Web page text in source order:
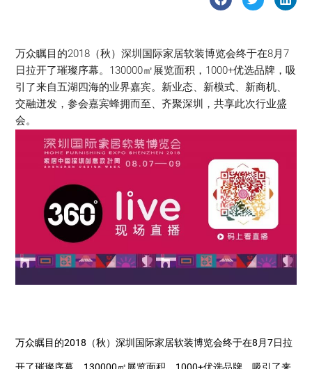
万众瞩目的2018（秋）深圳国际家居软装博览会终于在8月7
日拉开了璀璨序幕。130000㎡展览面积，1000+优选品牌，吸
引了来自五湖四海的业界嘉宾。新业态、新模式、新商机、
交融迸发，参会嘉宾蜂拥而至、齐聚深圳，共享此次行业盛
会。
万众瞩目的2018（秋）深圳国际家居软装博览会终于在8月7日拉